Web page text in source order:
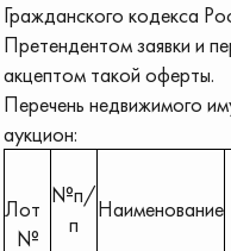
Гражданского кодекса
Претендентом заявки и
акцептом такой оферты.
Перечень недвижимого
аукцион:
Лот
№
№п/
п
Наименование